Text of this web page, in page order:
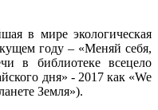
в мире экологическая
году – «Меняй себя,
в библиотеке всецело
дня» - 2017 как «We
Земля»).